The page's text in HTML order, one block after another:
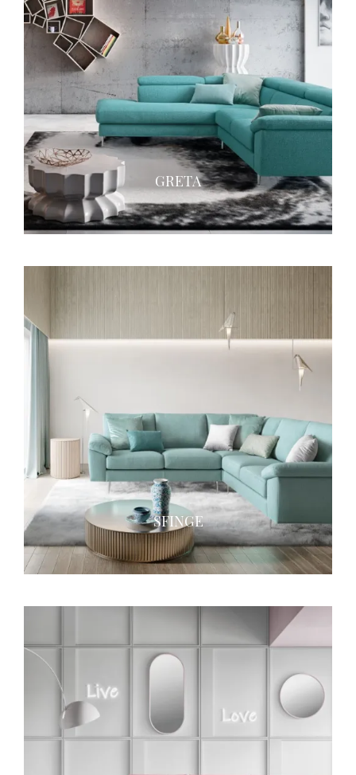
GRETA
SFINGE